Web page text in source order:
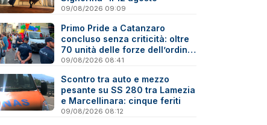
09/08/2026 09:09
Primo Pride a Catanzaro
concluso senza criticità: oltre
70 unità delle forze dell’ordine
impegnate nella sicurezza
09/08/2026 08:41
Scontro tra auto e mezzo
pesante su SS 280 tra Lamezia
e Marcellinara: cinque feriti
09/08/2026 08:12